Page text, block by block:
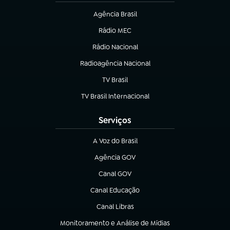
Agência Brasil
(abre em nova aba)
Rádio MEC
(abre em nova aba)
Rádio Nacional
Radioagência Nacional
(abre em nova aba)
TV Brasil
(abre em nova aba)
TV Brasil Internacional
(abre em nova aba)
Serviços
A Voz do Brasil
(abre em nova aba)
Agência GOV
(abre em nova aba)
Canal GOV
(abre em nova aba)
Canal Educação
(abre em nova aba)
Canal Libras
(abre em nova aba)
Monitoramento e Análise de Mídias
(abre em nova aba)